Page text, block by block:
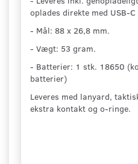
oplades direkte med USB-C
- Mål: 88 x 26,8 mm.
- Vægt: 53 gram.
- Batterier: 1 stk. 18650
batterier)
Leveres med lanyard,
ekstra kontakt og o-ringe.